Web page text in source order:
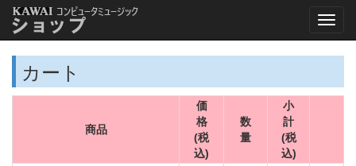
カート
商品
価
格
(税
込)
数
量
小
計
(税
込)